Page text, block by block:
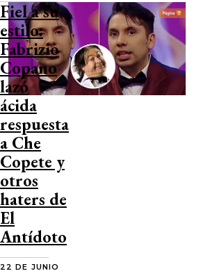
Fiel a su
estilo:
Fabrizio
Copano
lazó
ácida
respuesta
a Che
Copete y
otros
haters de
El
Antídoto
22 DE JUNIO